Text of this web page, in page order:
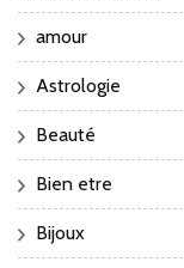
amour
Astrologie
Beauté
Bien etre
Bijoux